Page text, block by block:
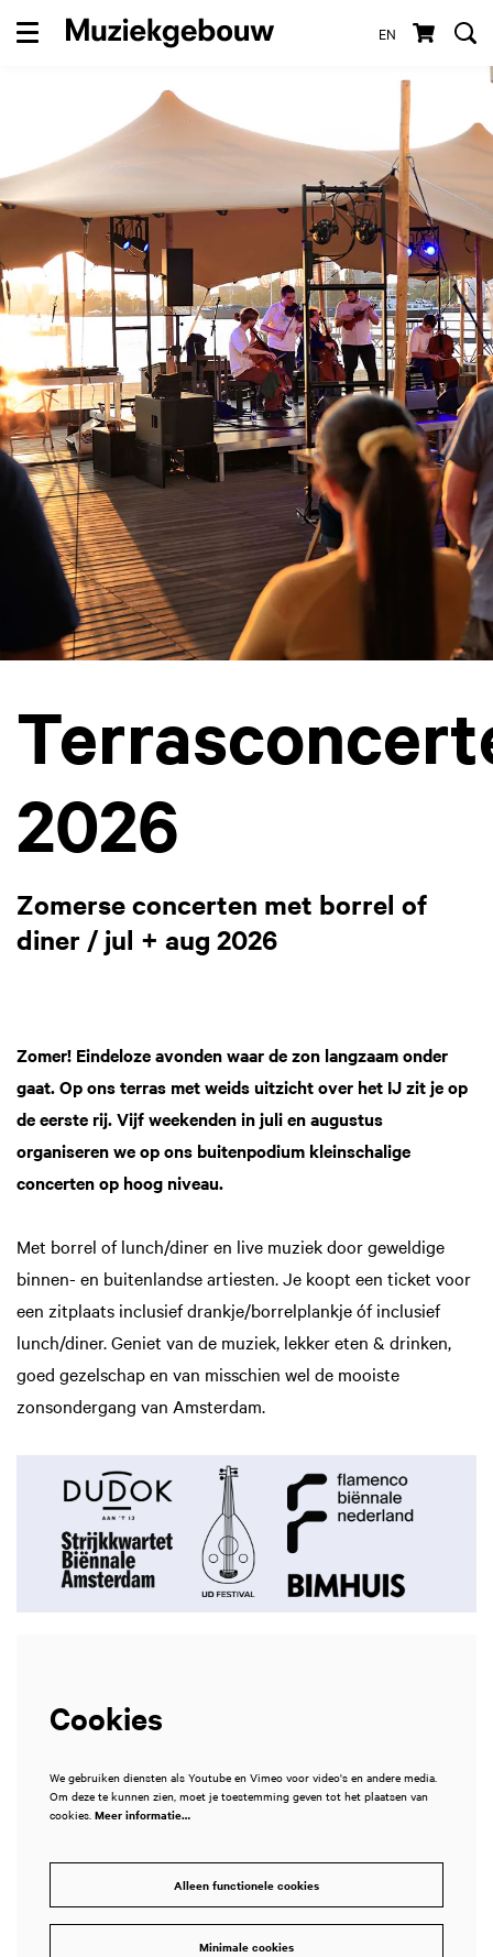
EN
Menu
2026
Zomerse concerten met borrel of
diner / jul + aug 2026
Zomer! Eindeloze avonden waar de zon langzaam onder
gaat. Op ons terras met weids uitzicht over het IJ zit je op
de eerste rij. Vijf weekenden in juli en augustus
organiseren we op ons buitenpodium kleinschalige
concerten op hoog niveau.
Met borrel of lunch/diner en live muziek door geweldige
binnen- en buitenlandse artiesten. Je koopt een ticket voor
een zitplaats inclusief drankje/borrelplankje óf inclusief
lunch/diner. Geniet van de muziek, lekker eten & drinken,
goed gezelschap en van misschien wel de mooiste
zonsondergang van Amsterdam.
Cookies
We gebruiken diensten als Youtube en Vimeo voor video's en andere media.
Om deze te kunnen zien, moet je toestemming geven tot het plaatsen van
cookies. Meer informatie…
Alleen functionele cookies
Minimale cookies